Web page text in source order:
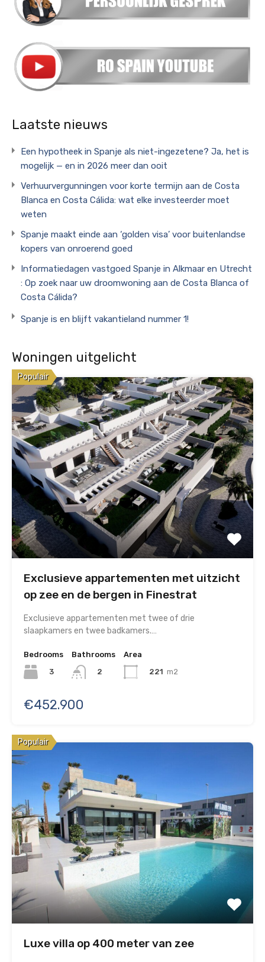
Laatste nieuws
Een hypotheek in Spanje als niet-ingezetene? Ja, het is
mogelijk — en in 2026 meer dan ooit
Verhuurvergunningen voor korte termijn aan de Costa
Blanca en Costa Cálida: wat elke investeerder moet
weten
Spanje maakt einde aan ‘golden visa’ voor buitenlandse
kopers van onroerend goed
Informatiedagen vastgoed Spanje in Alkmaar en Utrecht
: Op zoek naar uw droomwoning aan de Costa Blanca of
Costa Cálida?
Spanje is en blijft vakantieland nummer 1!
Woningen uitgelicht
Populair
Exclusieve appartementen met uitzicht
op zee en de bergen in Finestrat
Exclusieve appartementen met twee of drie
slaapkamers en twee badkamers.…
Bedrooms
3
Bathrooms
2
Area
221 m2
€452.900
Populair
Luxe villa op 400 meter van zee